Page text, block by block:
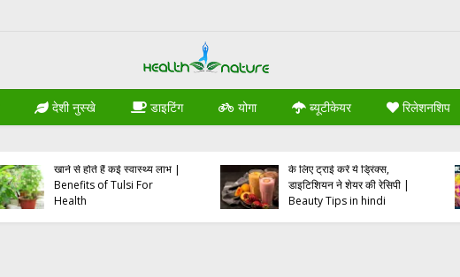
देशी नुस्खे डाइटिंग योगा ब्यूटीकेयर रिलेशनशिप
खाने से होते हैं कई स्वास्थ्य लाभ |
Benefits of Tulsi For
Health
के लिए ट्राई करें ये ड्रिंक्स,
डाइटिशियन ने शेयर की रेसिपी |
Beauty Tips in hindi